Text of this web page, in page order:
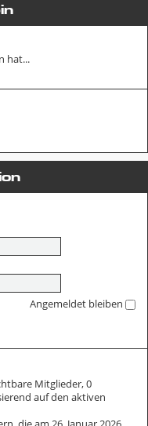
hat...
Angemeldet bleiben
Mitglieder, 0
auf den aktiven